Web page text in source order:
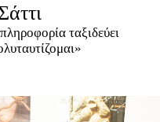
ταξιδεύει